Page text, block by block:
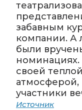
забавным
компании. А
были
своей
атмосферой,
участники
Источник